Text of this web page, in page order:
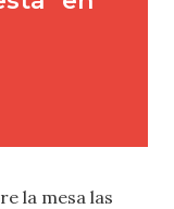
la mesa las